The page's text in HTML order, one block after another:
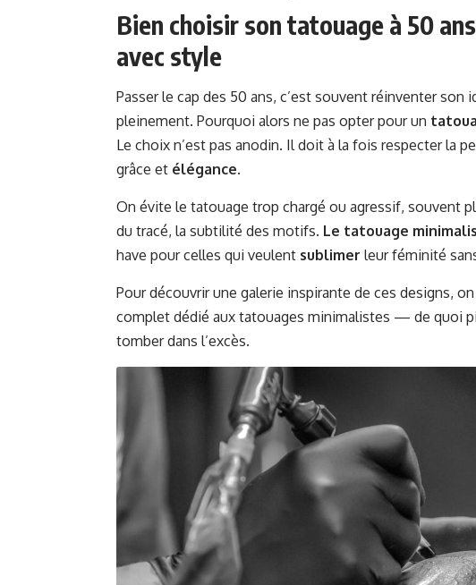
Bien choisir son tatouage à 50
avec style
Passer le cap des 50 ans, c’est souvent réinventer son
pleinement. Pourquoi alors ne pas opter pour un
Le choix n’est pas anodin. Il doit à la fois respecter la
grâce et élégance.
On évite le tatouage trop chargé ou agressif, souvent
du tracé, la subtilité des motifs. Le tatouage
have pour celles qui veulent sublimer leur féminité
Pour découvrir une galerie inspirante de ces designs,
complet dédié aux tatouages minimalistes — de quoi
tomber dans l’excès.